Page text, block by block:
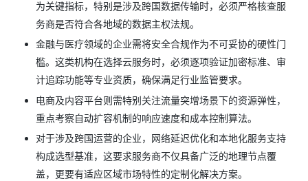
为关键指标，特别是涉及跨国数据传输时，必须严格核查服
务商是否符合各地域的数据主权法规。
金融与医疗领域的企业需将安全合规作为不可妥协的硬性门
槛。这类机构在选择云服务时，必须逐项验证加密标准、审
计追踪功能等专业资质，确保满足行业监管要求。
电商及内容平台则需特别关注流量突增场景下的资源弹性，
重点考察自动扩容机制的响应速度和成本控制算法。
对于涉及跨国运营的企业，网络延迟优化和本地化服务支持
构成选型基准，这要求服务商不仅具备广泛的地理节点覆
盖，更要有适应区域市场特性的定制化解决方案。